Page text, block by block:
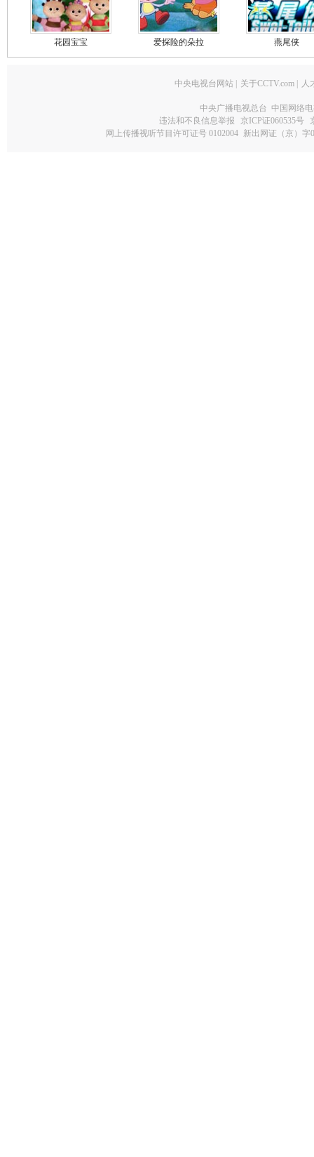
花园宝宝 爱探险的朵拉 燕尾侠
中央电视台网站 关于CCTV.com 人
中央广播电视总台 中国网络
违法和不良信息举报
京ICP证060535号
网上传播视听节目许可证号 0102004 新出网证（京）